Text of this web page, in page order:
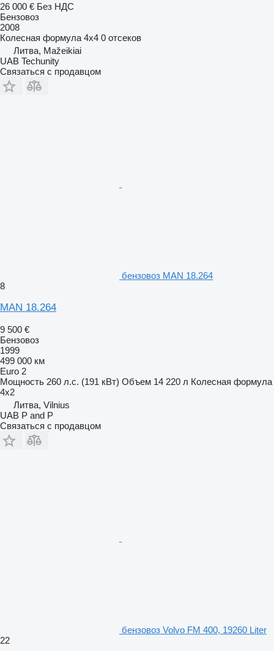
26 000 € Без НДС
Бензовоз
2008
Колесная формула 4x4 0 отсеков
Литва, Mažeikiai
UAB Techunity
Связаться с продавцом
бензовоз MAN 18.264
8
MAN 18.264
9 500 €
Бензовоз
1999
499 000 км
Euro 2
Мощность 260 л.с. (191 кВт) Объем 14 220 л Колесная формула
4x2
Литва, Vilnius
UAB P and P
Связаться с продавцом
бензовоз Volvo FM 400, 19260 Liter
22